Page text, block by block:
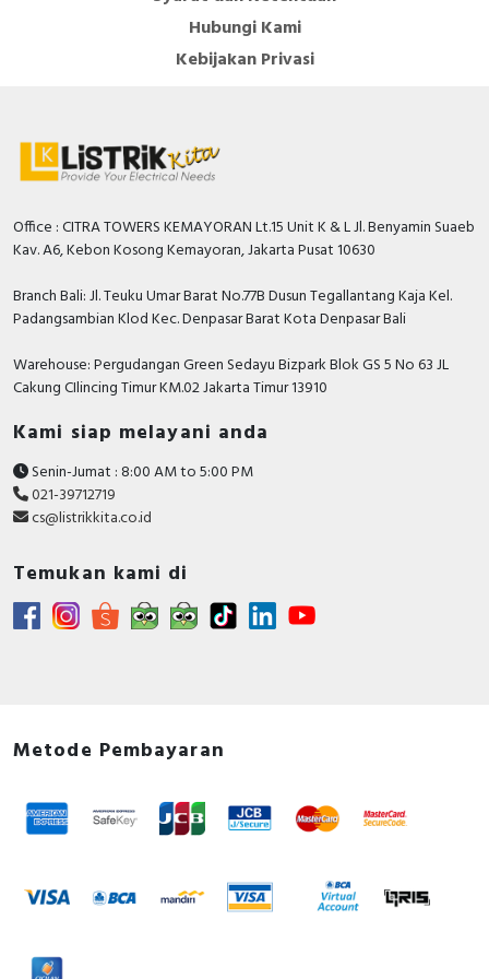
Hubungi Kami
Kebijakan Privasi
Office : CITRA TOWERS KEMAYORAN Lt.15 Unit K & L Jl. Benyamin Suaeb
Kav. A6, Kebon Kosong Kemayoran, Jakarta Pusat 10630
Branch Bali: Jl. Teuku Umar Barat No.77B Dusun Tegallantang Kaja Kel.
Padangsambian Klod Kec. Denpasar Barat Kota Denpasar Bali
Warehouse: Pergudangan Green Sedayu Bizpark Blok GS 5 No 63 JL
Cakung CIlincing Timur KM.02 Jakarta Timur 13910
Kami siap melayani anda
Senin-Jumat : 8:00 AM to 5:00 PM
021-39712719
cs@listrikkita.co.id
Temukan kami di
Metode Pembayaran